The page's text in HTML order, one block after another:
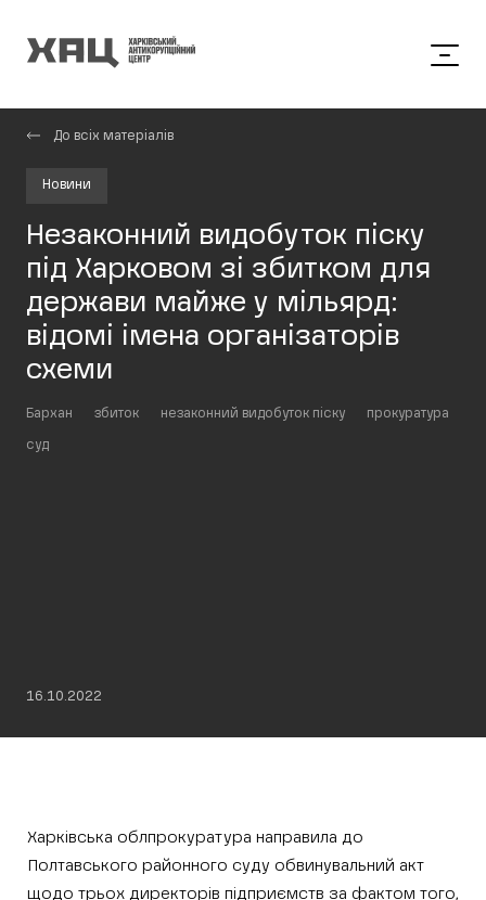
До всіх матеріалів
Новини
Незаконний видобуток піску
під Харковом зі збитком для
держави майже у мільярд:
відомі імена організаторів
схеми
Бархан збиток незаконний видобуток піску прокуратура
суд
16.10.2022
Харківська облпрокуратура направила до
Полтавського районного суду обвинувальний акт
щодо трьох директорів підприємств за фактом того,